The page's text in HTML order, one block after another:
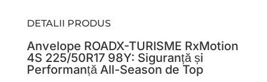
DETALII PRODUS
Anvelope ROADX-TURISME RxMotion
4S 225/50R17 98Y: Siguranță și
Performanță All-Season de Top